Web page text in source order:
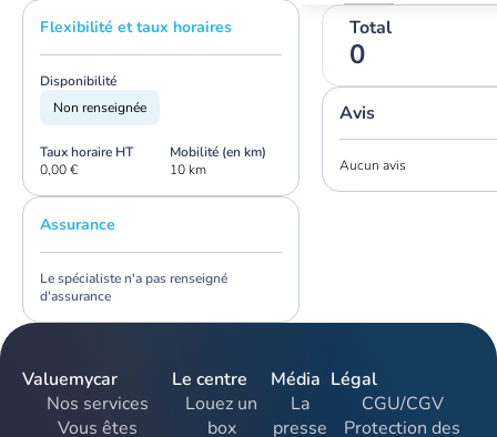
Flexibilité et taux horaires
Disponibilité
Non renseignée
Taux horaire HT
0,00 €
Mobilité (en km)
10 km
Assurance
Le spécialiste n'a pas renseigné
d'assurance
Total
0
Avis
Aucun avis
Valuemycar
Nos services
Vous êtes
Le centre
Louez un
box
Média
La
presse
Légal
CGU/CGV
Protection des